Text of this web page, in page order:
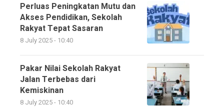
Perluas Peningkatan Mutu dan
Akses Pendidikan, Sekolah
Rakyat Tepat Sasaran
8 July 2025 - 10:40
Pakar Nilai Sekolah Rakyat
Jalan Terbebas dari
Kemiskinan
8 July 2025 - 10:40